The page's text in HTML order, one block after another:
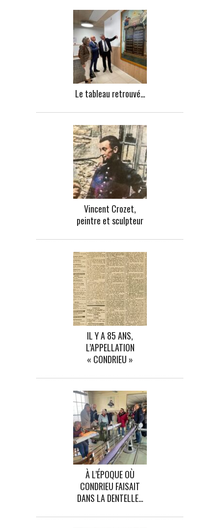
Le tableau retrouvé…
Vincent Crozet,
peintre et sculpteur
IL Y A 85 ANS,
L’APPELLATION
« CONDRIEU »
À L’ÉPOQUE OÙ
CONDRIEU FAISAIT
DANS LA DENTELLE…